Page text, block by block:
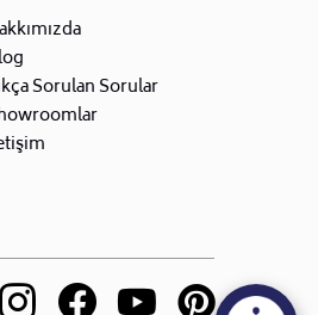
Sorulan Sorular